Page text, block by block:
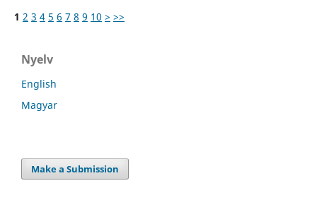
1 2 3 4 5 6 7 8 9 10 > >>
Nyelv
English
Magyar
Make a Submission